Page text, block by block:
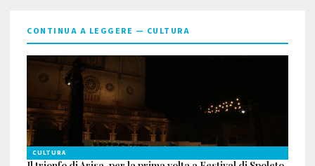
CONTINUA A LEGGERE — CULTURA
CULTURA